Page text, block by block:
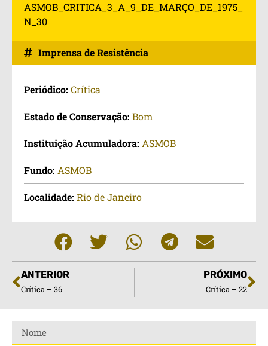
ASMOB_CRITICA_3_A_9_DE_MARÇO_DE_1975_
N_30
Imprensa de Resistência
Periódico: Crítica
Estado de Conservação: Bom
Instituição Acumuladora: ASMOB
Fundo: ASMOB
Localidade: Rio de Janeiro
ANTERIOR
Crítica – 36
PRÓXIMO
Crítica – 22